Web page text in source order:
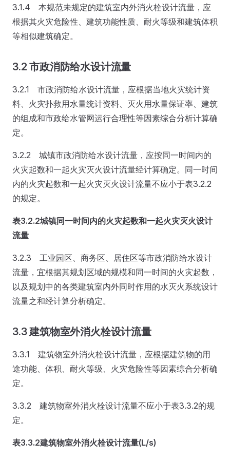
3.1.4 本规范未规定的建筑室内外消火栓设计流量，应
根据其火灾危险性、建筑功能性质、耐火等级和建筑体积
等相似建筑确定。
3.2 市政消防给水设计流量
3.2.1 市政消防给水设计流量，应根据当地火灾统计资
料、火灾扑救用水量统计资料、灭火用水量保证率、建筑
的组成和市政给水管网运行合理性等因素综合分析计算确
定。
3.2.2 城镇市政消防给水设计流量，应按同一时间内的
火灾起数和一起火灾灭火设计流量经计算确定。同一时间
内的火灾起数和一起火灾灭火设计流量不应小于表3.2.2
的规定。
表3.2.2城镇同一时间内的火灾起数和一起火灾灭火设计
流量
3.2.3 工业园区、商务区、居住区等市政消防给水设计
流量，宜根据其规划区域的规模和同一时间的火灾起数，
以及规划中的各类建筑室内外同时作用的水灭火系统设计
流量之和经计算分析确定。
3.3 建筑物室外消火栓设计流量
3.3.1 建筑物室外消火栓设计流量，应根据建筑物的用
途功能、体积、耐火等级、火灾危险性等因素综合分析确
定。
3.3.2 建筑物室外消火栓设计流量不应小于表3.3.2的规
定。
表3.3.2建筑物室外消火栓设计流量(L/s)